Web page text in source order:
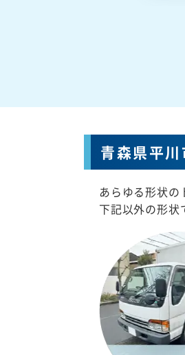
青森県平
あらゆる形状の
下記以外の形状